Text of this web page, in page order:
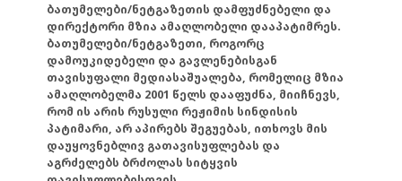
ბათუმელები/ნეტგაზეთის დამფუძნებელი და
დირექტორი მზია ამაღლობელი დააპატიმრეს.
ბათუმელები/ნეტგაზეთი, როგორც
დამოუკიდებელი და გავლენებისგან
თავისუფალი მედიასაშუალება, რომელიც მზია
ამაღლობელმა 2001 წელს დააფუძნა, მიიჩნევს,
რომ ის არის რუსული რეჟიმის სინდისის
პატიმარი, არ აპირებს შეგუებას, ითხოვს მის
დაუყოვნებლივ გათავისუფლებას და
აგრძელებს ბრძოლას სიტყვის